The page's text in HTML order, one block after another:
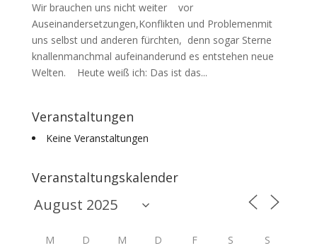
Wir brauchen uns nicht weiter vor
Auseinandersetzungen,Konflikten und Problemenmit
uns selbst und anderen fürchten, denn sogar Sterne
knallenmanchmal aufeinanderund es entstehen neue
Welten. Heute weiß ich: Das ist das...
Veranstaltungen
Keine Veranstaltungen
Veranstaltungskalender
M D M D F S S